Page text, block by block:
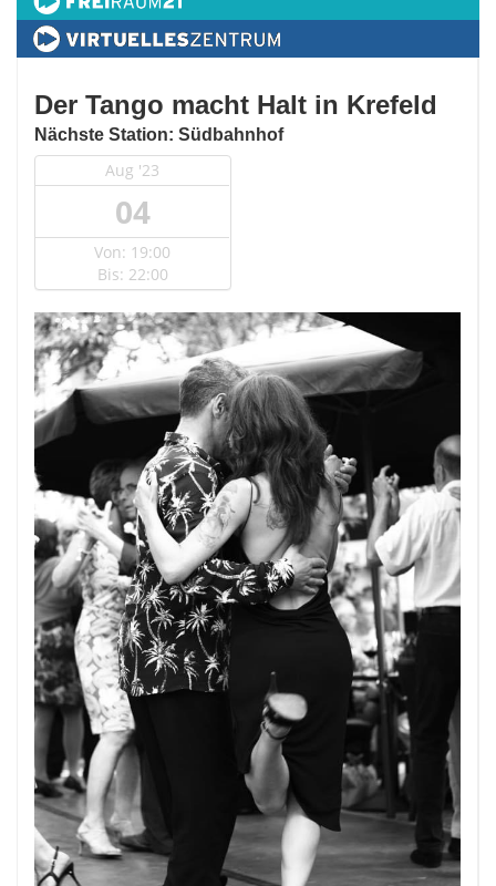
Der Tango macht Halt in Krefeld
Nächste Station: Südbahnhof
Aug '23
04
Von: 19:00
Bis: 22:00